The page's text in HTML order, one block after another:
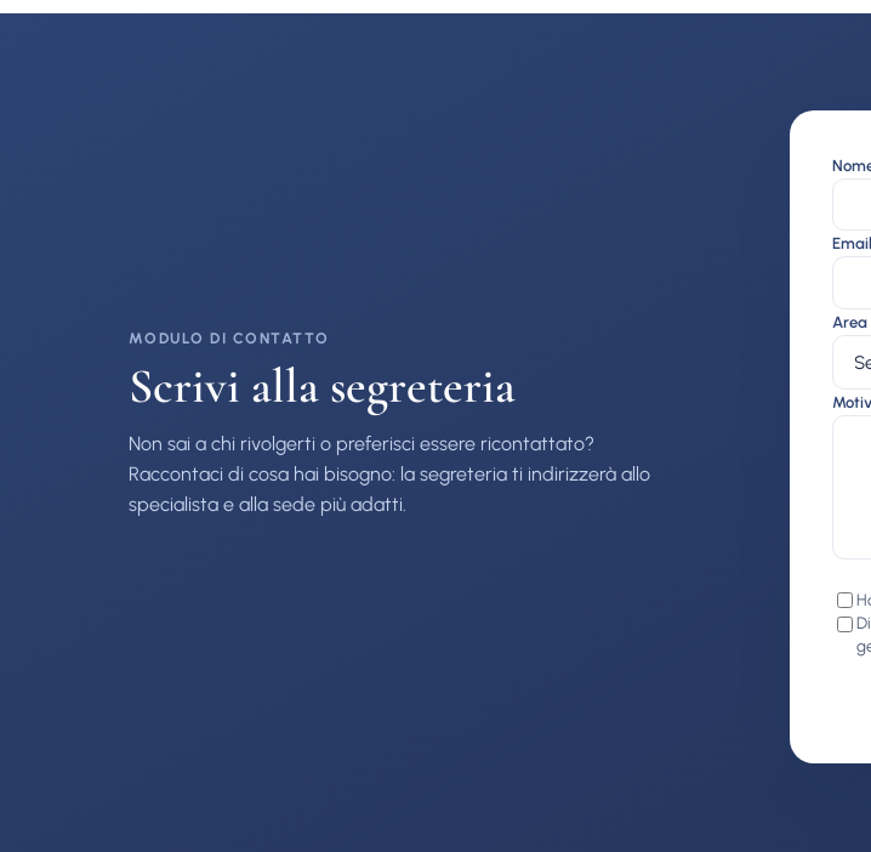
MODULO DI CONTATTO
Scrivi alla segreteria
Non sai a chi rivolgerti o preferisci essere ricontattato?
Raccontaci di cosa hai bisogno: la segreteria ti indirizzerà allo
specialista e alla sede più adatti.
Email
Area